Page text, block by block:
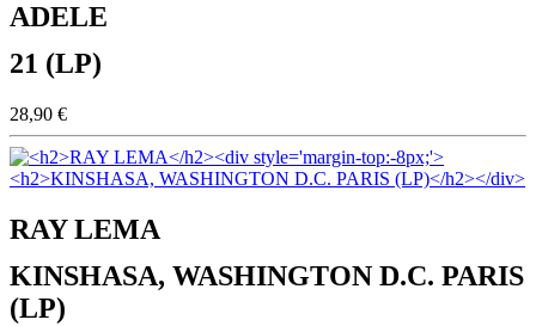
ADELE
21 (LP)
28,90 €
RAY LEMA
KINSHASA, WASHINGTON D.C. PARIS
(LP)